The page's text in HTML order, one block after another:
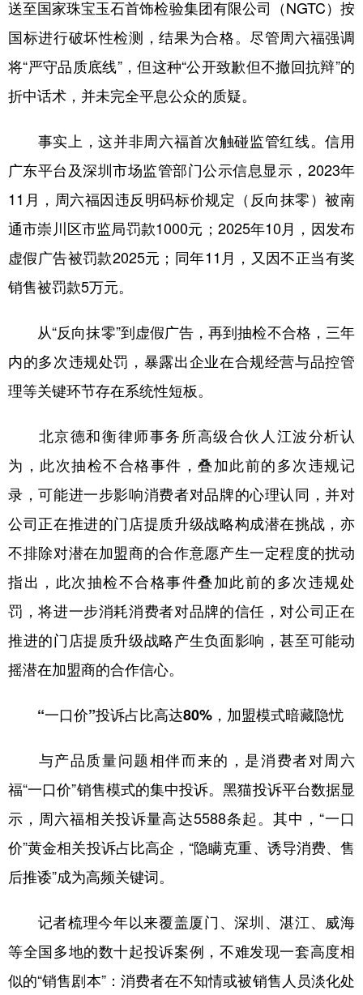
新疆 内蒙古 黑龙江
多语种频道
English Español Français
Русский язык 日本語 한국어
Deutsch Português
送至国家珠宝玉石首饰检验集团有限公司（NGTC）按
国标进行破坏性检测，结果为合格。尽管周六福强调
将“严守品质底线”，但这种“公开致歉但不撤回抗辩”的
折中话术，并未完全平息公众的质疑。
事实上，这并非周六福首次触碰监管红线。信用
广东平台及深圳市场监管部门公示信息显示，2023年
11月，周六福因违反明码标价规定（反向抹零）被南
通市崇川区市监局罚款1000元；2025年10月，因发布
虚假广告被罚款2025元；同年11月，又因不正当有奖
销售被罚款5万元。
从“反向抹零”到虚假广告，再到抽检不合格，三年
内的多次违规处罚，暴露出企业在合规经营与品控管
理等关键环节存在系统性短板。
北京德和衡律师事务所高级合伙人江波分析认
为，此次抽检不合格事件，叠加此前的多次违规记
录，可能进一步影响消费者对品牌的心理认同，并对
公司正在推进的门店提质升级战略构成潜在挑战，亦
不排除对潜在加盟商的合作意愿产生一定程度的扰动
指出，此次抽检不合格事件叠加此前的多次违规处
罚，将进一步消耗消费者对品牌的信任，对公司正在
推进的门店提质升级战略产生负面影响，甚至可能动
摇潜在加盟商的合作信心。
“一口价”投诉占比高达80%，加盟模式暗藏隐忧
与产品质量问题相伴而来的，是消费者对周六
福“一口价”销售模式的集中投诉。黑猫投诉平台数据显
示，周六福相关投诉量高达5588条起。其中，“一口
价”黄金相关投诉占比高企，“隐瞒克重、诱导消费、售
后推诿”成为高频关键词。
记者梳理今年以来覆盖厦门、深圳、湛江、威海
等全国多地的数十起投诉案例，不难发现一套高度相
似的“销售剧本”：消费者在不知情或被销售人员淡化处